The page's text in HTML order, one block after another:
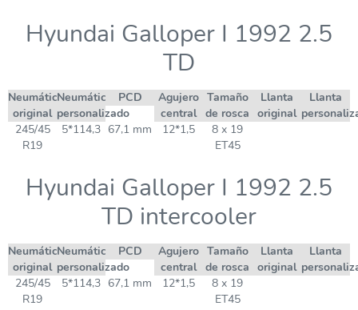
Hyundai Galloper I 1992 2.5
TD
Neumático
original
Neumático
personalizado
PCD
Agujero
central
Tamaño
de rosca
Llanta
original
Llanta
245/45
R19
5*114,3 67,1 mm 12*1,5
8 x 19
ET45
Hyundai Galloper I 1992 2.5
TD intercooler
Neumático
original
Neumático
personalizado
PCD
Agujero
central
Tamaño
de rosca
Llanta
original
Llanta
245/45
R19
5*114,3 67,1 mm 12*1,5
8 x 19
ET45